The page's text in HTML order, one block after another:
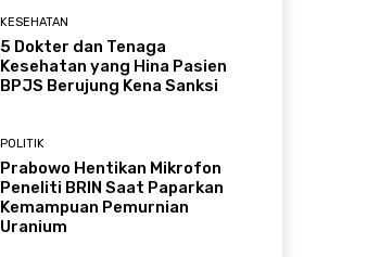
KESEHATAN
5 Dokter dan Tenaga
Kesehatan yang Hina Pasien
BPJS Berujung Kena Sanksi
POLITIK
Prabowo Hentikan Mikrofon
Peneliti BRIN Saat Paparkan
Kemampuan Pemurnian
Uranium